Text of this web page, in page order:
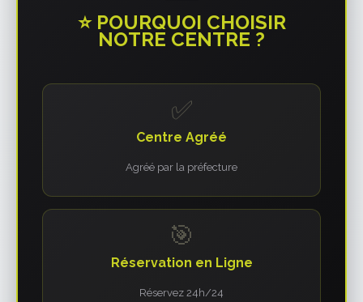
⭐ POURQUOI CHOISIR
NOTRE CENTRE ?
✅
Centre Agréé
Agréé par la préfecture
🎯
Réservation en Ligne
Réservez 24h/24